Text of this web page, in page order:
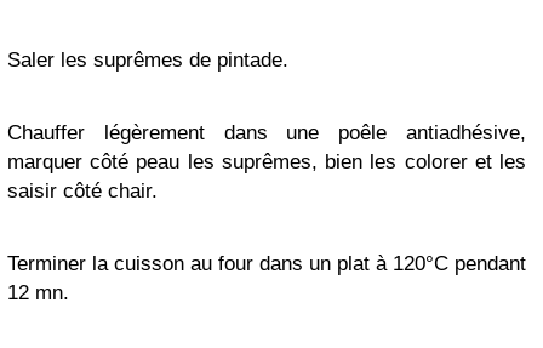
Saler les suprêmes de pintade.
Chauffer légèrement dans une poêle antiadhésive,
marquer côté peau les suprêmes, bien les colorer et les
saisir côté chair.
Terminer la cuisson au four dans un plat à 120°C pendant
12 mn.